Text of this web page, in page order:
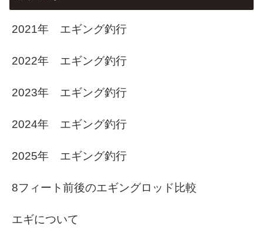
2021年 エギング釣行
2022年 エギング釣行
2023年 エギング釣行
2024年 エギング釣行
2025年 エギング釣行
8フィート前後のエギングロッド比較
エギについて